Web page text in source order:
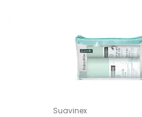
Suavinex